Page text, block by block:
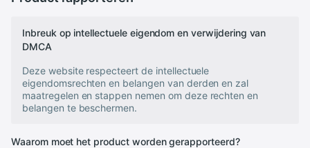
Inbreuk op intellectuele eigendom en verwijdering van
DMCA
Deze website respecteert de intellectuele
eigendomsrechten en belangen van derden en zal
maatregelen en stappen nemen om deze rechten en
belangen te beschermen.
Waarom moet het product worden gerapporteerd?